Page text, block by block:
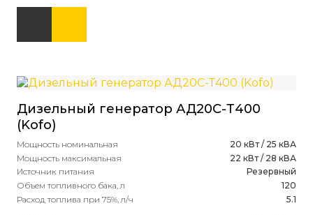
Дизельный генератор АД20С-Т400
(Kofo)
Мощность номинальная
20 кВт / 25 кВА
Мощность максимальная
22 кВт / 28 кВА
Источник питания
Резервный
Объем топливного бака, л
120
Расход топлива при 75%, л/ч
5.1